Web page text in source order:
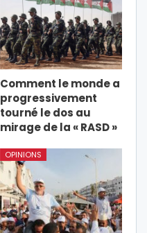
Comment le monde a
progressivement
tourné le dos au
mirage de la « RASD »
OPINIONS